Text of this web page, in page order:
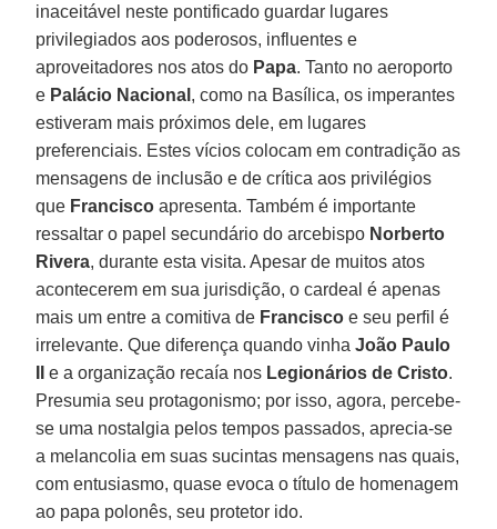
inaceitável neste pontificado guardar lugares
privilegiados aos poderosos, influentes e
aproveitadores nos atos do Papa. Tanto no aeroporto
e Palácio Nacional , como na Basílica, os imperantes
estiveram mais próximos dele, em lugares
preferenciais. Estes vícios colocam em contradição as
mensagens de inclusão e de crítica aos privilégios
que Francisco apresenta. Também é importante
ressaltar o papel secundário do arcebispo Norberto
Rivera, durante esta visita. Apesar de muitos atos
acontecerem em sua jurisdição, o cardeal é apenas
mais um entre a comitiva de Francisco e seu perfil é
irrelevante. Que diferença quando vinhaJoão Paulo
e a organização recaía nos Legionários de Cristo.
Presumia seu protagonismo; por isso, agora, percebe-
se uma nostalgia pelos tempos passados, aprecia-se
a melancolia em suas sucintas mensagens nas quais,
com entusiasmo, quase evoca o título de homenagem
ao papa polonês, seu protetor ido.